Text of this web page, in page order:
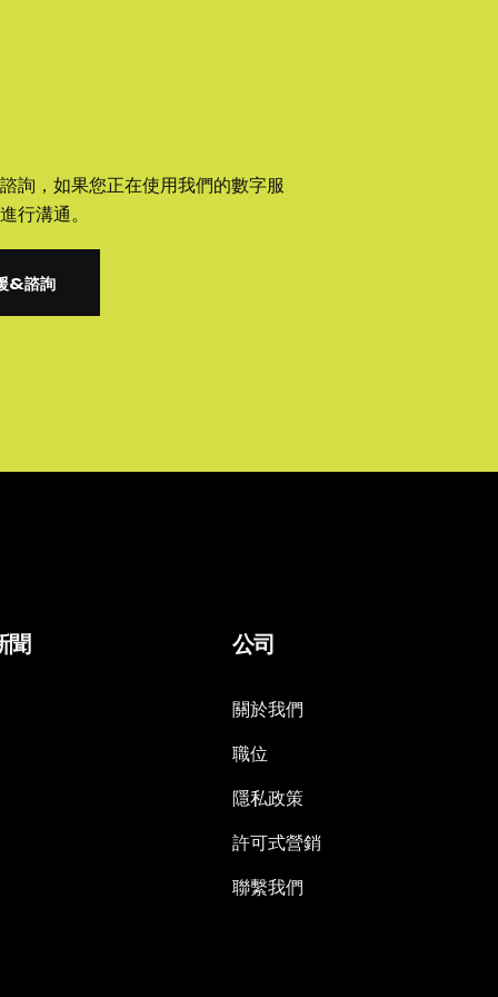
詢，如果您正在使用我們的數字服
行溝通。
&諮詢
聞 公司
關於我們
職位
隱私政策
許可式營銷
聯繫我們